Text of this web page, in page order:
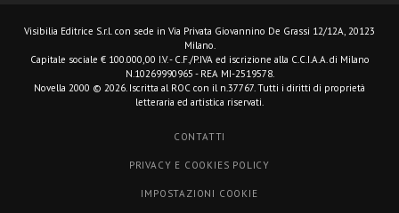
Visibilia Editrice S.r.l. con sede in Via Privata Giovannino De Grassi 12/12A, 20123
Milano.
Capitale sociale € 100.000,00 I.V. - C.F./P.IVA ed iscrizione alla C.C.I.A.A. di Milano
N.10269990965 - REA MI-2519578.
Novella 2000 © 2026. Iscritta al ROC con il n.37767. Tutti i diritti di proprietà
letteraria ed artistica riservati.
CONTATTI
PRIVACY E COOKIES POLICY
IMPOSTAZIONI COOKIE